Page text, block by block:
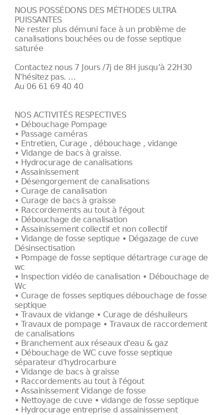
NOUS POSSÉDONS DES MÉTHODES ULTRA
PUISSANTES
Ne rester plus démuni face à un problème de
canalisations bouchées ou de fosse septique
saturée
Contactez nous 7 Jours /7j de 8H jusqu’à 22H30
N'hésitez pas. …
Au 06 61 69 40 40
NOS ACTIVITÉS RESPECTIVES
• Débouchage Pompage
• Passage caméras
• Entretien, Curage , débouchage , vidange
• Vidange de bacs à graisse.
• Hydrocurage de canalisations
• Assainissement
• Désengorgement de canalisations
• Curage de canalisation
• Curage de bacs à graisse
• Raccordements au tout à l'égout
• Débouchage de canalisation
• Assainissement collectif et non collectif
• Vidange de fosse septique • Dégazage de cuve
Désinsectisation
• Pompage de fosse septique détartrage curage de
wc
• Inspection vidéo de canalisation • Débouchage de
Wc
• Curage de fosses septiques débouchage de fosse
septique
• Travaux de vidange • Curage de déshuileurs
• Travaux de pompage • Travaux de raccordement
de canalisations
• Branchement aux réseaux d'eau & gaz
• Débouchage de WC cuve fosse septique
séparateur d'hydrocarbure
• Vidange de bacs à graisse
• Raccordements au tout à l'égout
• Assainissement Vidange de fosse
• Nettoyage de cuve • vidange de fosse septique
• Hydrocurage entreprise d assainissement